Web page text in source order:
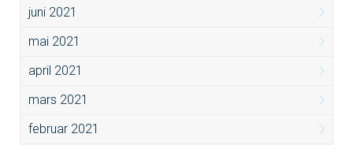
juni 2021
mai 2021
april 2021
mars 2021
februar 2021